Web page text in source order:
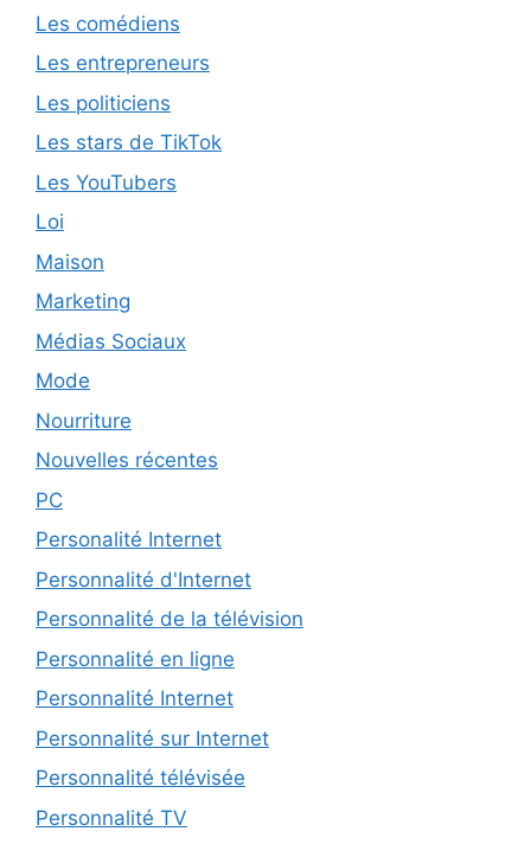
Les comédiens
Les entrepreneurs
Les politiciens
Les stars de TikTok
Les YouTubers
Loi
Maison
Marketing
Médias Sociaux
Mode
Nourriture
Nouvelles récentes
PC
Personalité Internet
Personnalité d'Internet
Personnalité de la télévision
Personnalité en ligne
Personnalité Internet
Personnalité sur Internet
Personnalité télévisée
Personnalité TV